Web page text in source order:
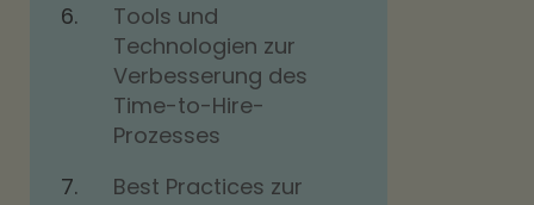
Tools und
Technologien zur
Verbesserung des
Time-to-Hire-
Prozesses
Best Practices zur